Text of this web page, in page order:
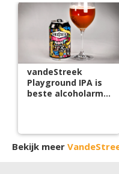
vandeStreek
Playground IPA is
beste alcoholarme
Bekijk meer